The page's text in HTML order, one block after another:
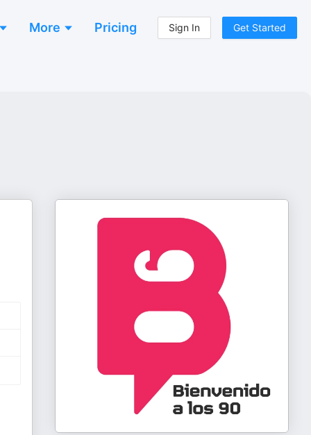
More Pricing Sign In Get Started